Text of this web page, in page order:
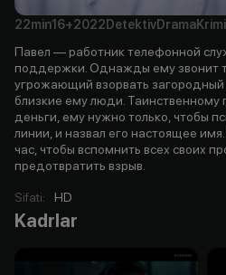
22min16+2022 DetektivDrama
Павел — работник телефонной
поддержки. Однажды ему звонит
угрожающий взорвать
близкие ему люди.
деньги, ему нужно только, чтобы
линии, и назвал его настоящее
час, чтобы вспомнить всех своих
предотвратить взрыв.
Sifati: HD
Kadrlar